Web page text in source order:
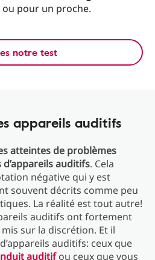
pour un proche.
notre test
appareils auditifs
atteintes de problèmes
auditifs. Cela
négative qui y est
souvent décrits comme peu
La réalité est tout autre!
auditifs ont fortement
mis sur la discrétion. Et il
auditifs: ceux que
auditifou ceux que vous